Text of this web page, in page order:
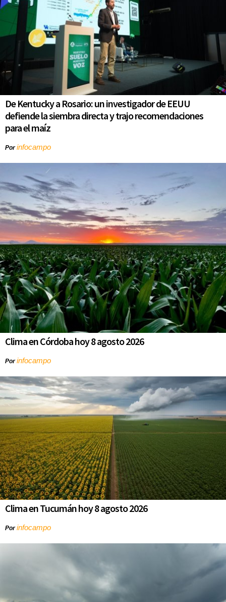
De Kentucky a Rosario: un investigador de EEUU
defiende la siembra directa y trajo recomendaciones
para el maíz
Porinfocampo
Clima en Córdoba hoy 8 agosto 2026
Porinfocampo
Clima en Tucumán hoy 8 agosto 2026
Porinfocampo